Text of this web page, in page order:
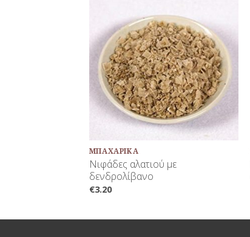
Προσθήκη
στη Λίστα
Αγαπημένων
ΜΠΑΧΑΡΙΚΆ
Νιφάδες αλατιού με
δενδρολίβανο
€3.20